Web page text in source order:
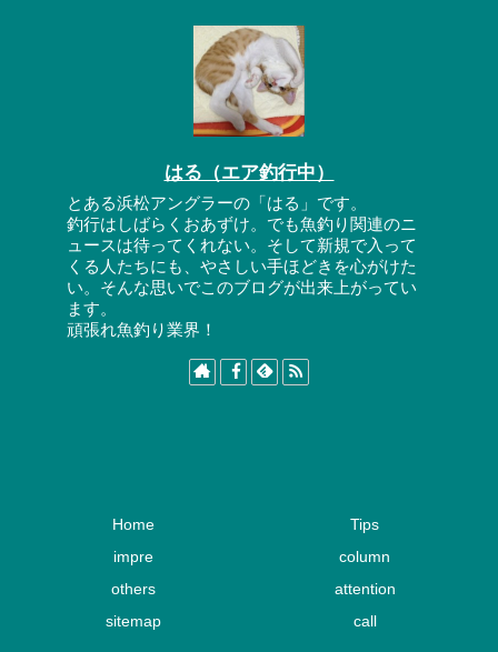
はる（エア釣行中）
とある浜松アングラーの「はる」です。
釣行はしばらくおあずけ。でも魚釣り関連のニ
ュースは待ってくれない。そして新規で入って
くる人たちにも、やさしい手ほどきを心がけた
い。そんな思いでこのブログが出来上がってい
ます。
頑張れ魚釣り業界！
Home
Tips
impre
column
others
attention
sitemap
call